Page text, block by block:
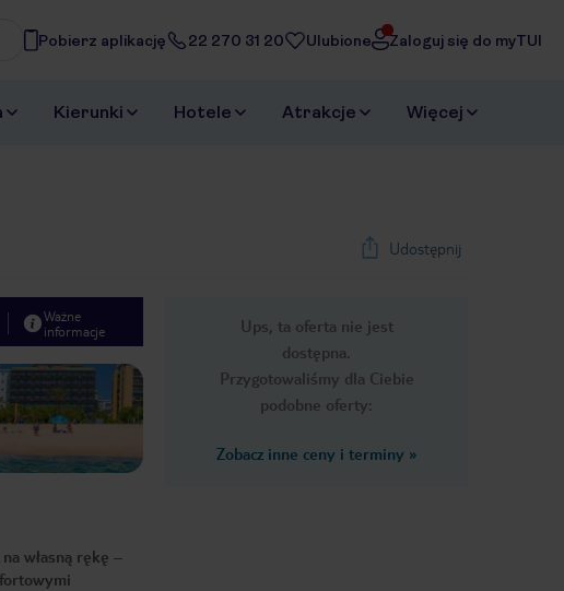
Pobierz aplikację 22 270 31 20 Ulubione Zaloguj się do myTUI
Kierunki Hotele Atrakcje Więcej
Udostępnij
Ups, ta oferta nie jest
dostępna.
Przygotowaliśmy dla Ciebie
podobne oferty:
Zobacz inne ceny i terminy »
Ważne
informacje
Next slide
1/28
własną rękę –